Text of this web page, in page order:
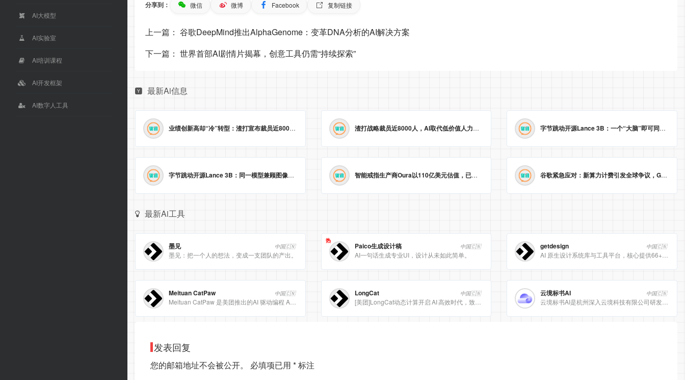
AI大模型
AI实验室
AI培训课程
AI开发框架
AI数字人工具
分享到： 微信 微博 Facebook 复制链接
上一篇： 谷歌DeepMind推出AlphaGenome：变革DNA分析的AI解决方案
下一篇： 世界首部AI剧情片揭幕，创意工具仍需“持续探索”
最新Ai信息
业绩创新高却“冷”转型：渣打宣布裁员近8000人，以AI取代低价值岗位 2026-05-23 09:29:25 渣打战略裁员近8000人，AI取代低价值人力，业绩新高难掩“冰冷”转型。 2026-05-23 09:22:14 字节跳动开源Lance 3B：一个“大脑”即可同时处理图像理解与生成
字节跳动开源Lance 3B：同一模型兼顾图像视频理解与生成 2026-05-23 09:09:20 智能戒指生产商Oura以110亿美元估值，已秘密递交美国IPO申请。 2026-05-23 09:04:59 谷歌紧急应对：新算力计费引发全球争议，Gemini Pro/Ultra 额度永久提升至3倍！
最新Ai工具
墨见 中国🇨🇳
墨见：把一个人的想法，变成一支团队的产出。
热
Paico生成设计稿 中国🇨🇳
AI一句话生成专业UI，设计从未如此简单。
getdesign 中国🇨🇳
Meituan CatPaw 中国🇨🇳 LongCat 中国🇨🇳
[美团]LongCat动态计算开启 AI 高效时代，致力于为用户提供高效、精准、多模态的人工智能服务。
云境标书AI 中国🇨🇳
发表回复
您的邮箱地址不会被公开。 必填项已用 *标注